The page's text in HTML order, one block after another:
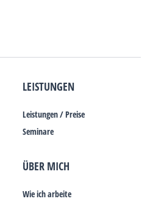
LEISTUNGEN
Leistungen / Preise
Seminare
ÜBER MICH
Wie ich arbeite